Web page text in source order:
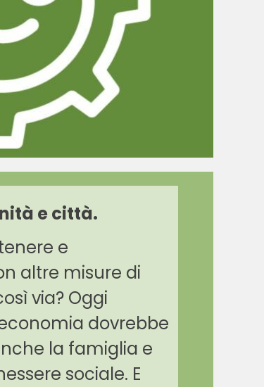
e città.
e
altre misure di
via? Oggi
dovrebbe
la famiglia e
sociale. E